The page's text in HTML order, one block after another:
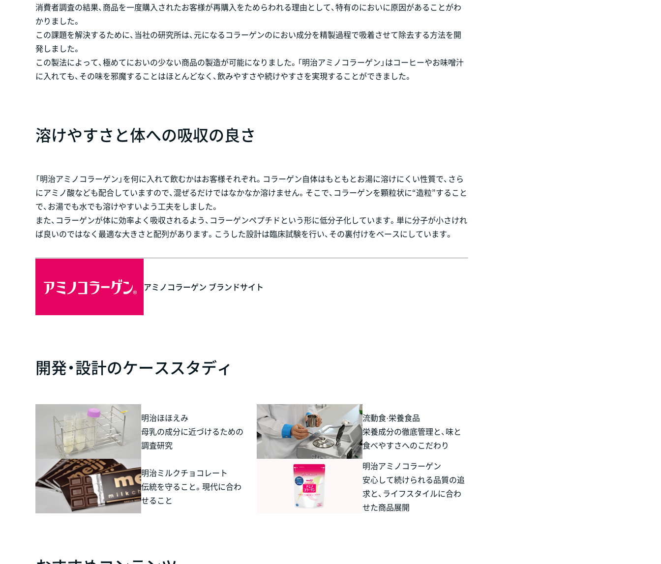
消費者調査の結果、商品を一度購入されたお客様が再購入をためらわれる理由として、特有のにおいに原因があることがわ
かりました。
この課題を解決するために、当社の研究所は、元になるコラーゲンのにおい成分を精製過程で吸着させて除去する方法を開
発しました。
この製法によって、極めてにおいの少ない商品の製造が可能になりました。「明治アミノコラーゲン」はコーヒーやお味噌汁
に入れても、その味を邪魔することはほとんどなく、飲みやすさや続けやすさを実現することができました。
溶けやすさと体への吸収の良さ
「明治アミノコラーゲン」を何に入れて飲むかはお客様それぞれ。コラーゲン自体はもともとお湯に溶けにくい性質で、さら
にアミノ酸なども配合していますので、混ぜるだけではなかなか溶けません。そこで、コラーゲンを顆粒状に“造粒”すること
で、お湯でも水でも溶けやすいよう工夫をしました。
また、コラーゲンが体に効率よく吸収されるよう、コラーゲンペプチドという形に低分子化しています。単に分子が小さけれ
ば良いのではなく最適な大きさと配列があります。こうした設計は臨床試験を行い、その裏付けをベースにしています。
アミノコラーゲン ブランドサイト
開発・設計のケーススタディ
明治ほほえみ
母乳の成分に近づけるための
調査研究
流動食·栄養食品
栄養成分の徹底管理と、味と
食べやすさへのこだわり
明治ミルクチョコレート
伝統を守ること。現代に合わ
せること
明治アミノコラーゲン
安心して続けられる品質の追
求と、ライフスタイルに合わ
せた商品展開